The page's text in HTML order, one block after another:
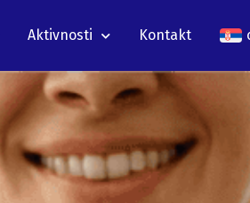
Aktivnosti Kontakt